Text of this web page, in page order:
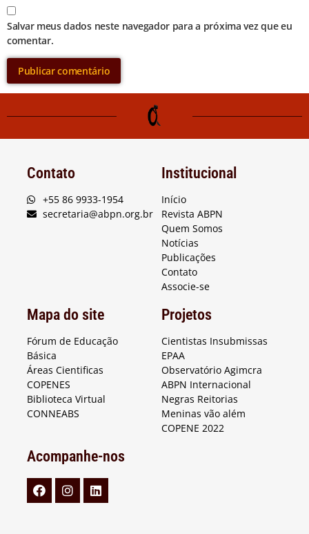
Salvar meus dados neste navegador para a próxima vez que eu
comentar.
Contato
+55 86 9933-1954
secretaria@abpn.org.br
Institucional
Início
Revista ABPN
Quem Somos
Notícias
Publicações
Contato
Associe-se
Mapa do site
Fórum de Educação
Básica
Áreas Cientificas
COPENES
Biblioteca Virtual
CONNEABS
Projetos
Cientistas Insubmissas
EPAA
Observatório Agimcra
ABPN Internacional
Negras Reitorias
Meninas vão além
COPENE 2022
Acompanhe-nos